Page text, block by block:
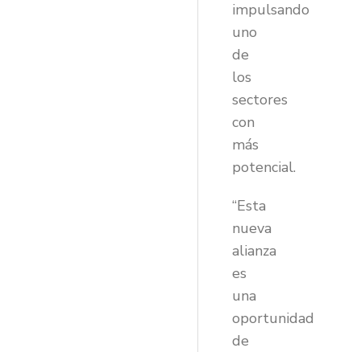
impulsando
uno
de
los
sectores
con
más
potencial.
“Esta
nueva
alianza
es
una
oportunidad
de